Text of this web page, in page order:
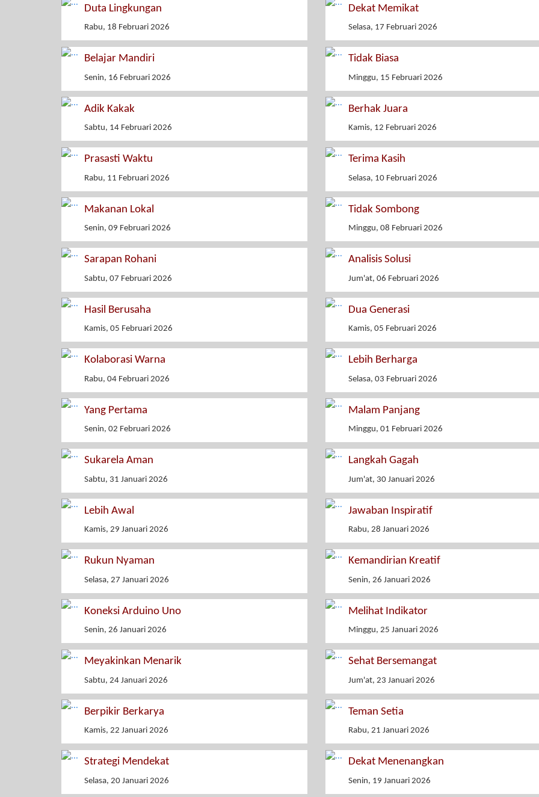
Duta Lingkungan
Rabu, 18 Februari 2026
Dekat Memikat
Selasa, 17 Februari 2026
Belajar Mandiri
Senin, 16 Februari 2026
Tidak Biasa
Minggu, 15 Februari 2026
Adik Kakak
Sabtu, 14 Februari 2026
Berhak Juara
Kamis, 12 Februari 2026
Prasasti Waktu
Rabu, 11 Februari 2026
Terima Kasih
Selasa, 10 Februari 2026
Makanan Lokal
Senin, 09 Februari 2026
Tidak Sombong
Minggu, 08 Februari 2026
Sarapan Rohani
Sabtu, 07 Februari 2026
Analisis Solusi
Jum'at, 06 Februari 2026
Hasil Berusaha
Kamis, 05 Februari 2026
Dua Generasi
Kamis, 05 Februari 2026
Kolaborasi Warna
Rabu, 04 Februari 2026
Lebih Berharga
Selasa, 03 Februari 2026
Yang Pertama
Senin, 02 Februari 2026
Malam Panjang
Minggu, 01 Februari 2026
Sukarela Aman
Sabtu, 31 Januari 2026
Langkah Gagah
Jum'at, 30 Januari 2026
Lebih Awal
Kamis, 29 Januari 2026
Jawaban Inspiratif
Rabu, 28 Januari 2026
Rukun Nyaman
Selasa, 27 Januari 2026
Kemandirian Kreatif
Senin, 26 Januari 2026
Koneksi Arduino Uno
Senin, 26 Januari 2026
Melihat Indikator
Minggu, 25 Januari 2026
Meyakinkan Menarik
Sabtu, 24 Januari 2026
Sehat Bersemangat
Jum'at, 23 Januari 2026
Berpikir Berkarya
Kamis, 22 Januari 2026
Teman Setia
Rabu, 21 Januari 2026
Strategi Mendekat
Selasa, 20 Januari 2026
Dekat Menenangkan
Senin, 19 Januari 2026